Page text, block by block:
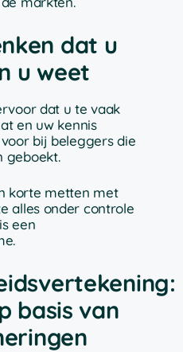
dat u
u weet
dat u te vaak
en uw kennis
bij beleggers die
geboekt.
korte metten met
alles onder controle
een
basis van